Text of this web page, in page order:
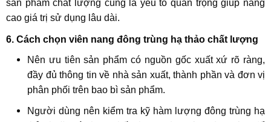
sản phẩm chất lượng cũng là yếu tố quan trọng giúp nâng
cao giá trị sử dụng lâu dài.
6. Cách chọn viên nang đông trùng hạ thảo chất lượng
Nên ưu tiên sản phẩm có nguồn gốc xuất xứ rõ ràng,
đầy đủ thông tin về nhà sản xuất, thành phần và đơn vị
phân phối trên bao bì sản phẩm.
Người dùng nên kiểm tra kỹ hàm lượng đông trùng hạ